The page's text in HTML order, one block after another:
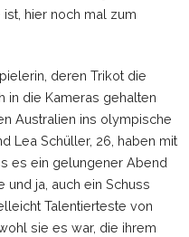
hier noch mal zum
deren Trikot die
in die Kameras gehalten
Australien ins olympische
Lea Schüller, 26, haben mit
es ein gelungener Abend
und ja, auch ein Schuss
Talentierteste von
sie es war, die ihrem